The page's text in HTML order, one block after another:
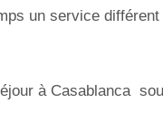
un service
à Casablanca